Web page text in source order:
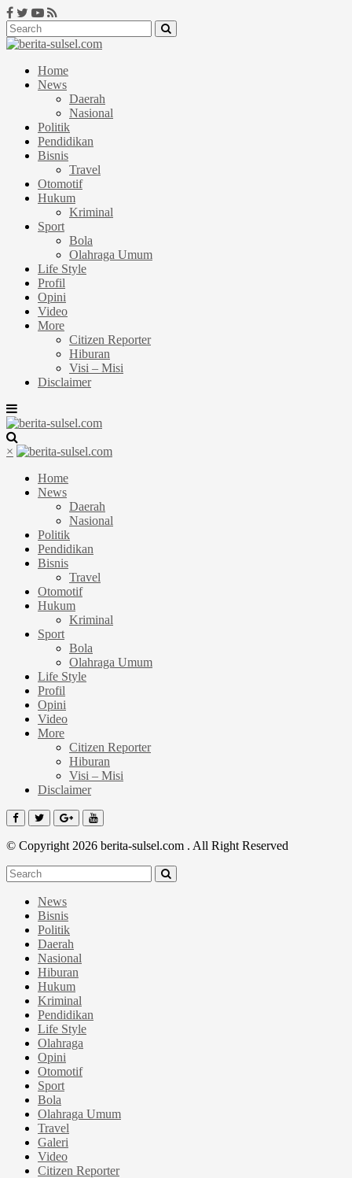
Home
News
Daerah
Nasional
Politik
Pendidikan
Bisnis
Travel
Otomotif
Hukum
Kriminal
Sport
Bola
Olahraga Umum
Life Style
Profil
Opini
Video
More
Citizen Reporter
Hiburan
Visi – Misi
Disclaimer
×
Home
News
Daerah
Nasional
Politik
Pendidikan
Bisnis
Travel
Otomotif
Hukum
Kriminal
Sport
Bola
Olahraga Umum
Life Style
Profil
Opini
Video
More
Citizen Reporter
Hiburan
Visi – Misi
Disclaimer
© Copyright 2026 berita-sulsel.com . All Right Reserved
News
Bisnis
Politik
Daerah
Nasional
Hiburan
Hukum
Kriminal
Pendidikan
Life Style
Olahraga
Opini
Otomotif
Sport
Bola
Olahraga Umum
Travel
Galeri
Video
Citizen Reporter